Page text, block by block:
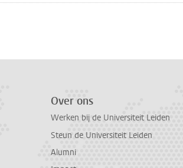
Over ons
Werken bij de Universiteit Leiden
Steun de Universiteit Leiden
Alumni